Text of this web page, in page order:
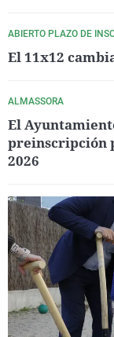
ABIERTO PLAZO DE
El 11x12
ALMASSORA
El
preinscripción
2026